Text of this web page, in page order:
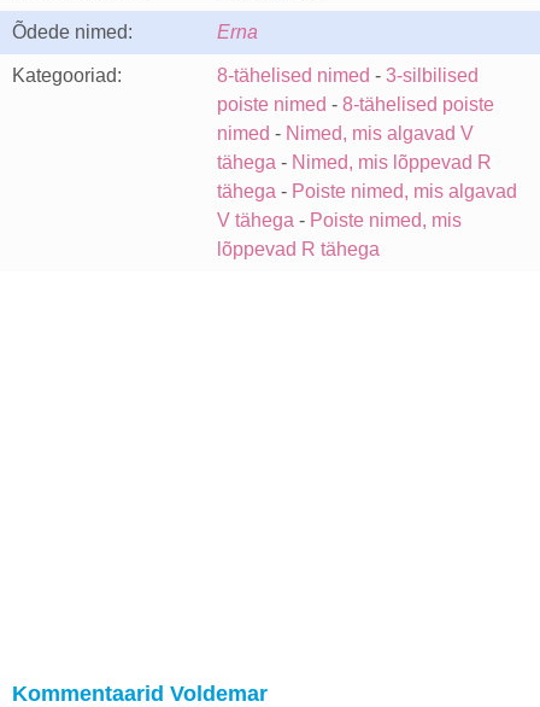
Õdede nimed: Erna
Kategooriad: 8-tähelised nimed - 3-silbilised
poiste nimed - 8-tähelised poiste
nimed - Nimed, mis algavad V
tähega - Nimed, mis lõppevad R
tähega - Poiste nimed, mis algavad
V tähega - Poiste nimed, mis
lõppevad R tähega
Kommentaarid Voldemar